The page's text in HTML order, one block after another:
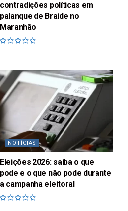
contradições políticas em
palanque de Braide no
Maranhão
NOTÍCIAS
Eleições 2026: saiba o que
pode e o que não pode durante
a campanha eleitoral